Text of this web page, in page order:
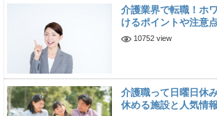
介護業界で転職！ホ
けるポイントや注意
10752 view
介護職って日曜日休
休める施設と人気情報